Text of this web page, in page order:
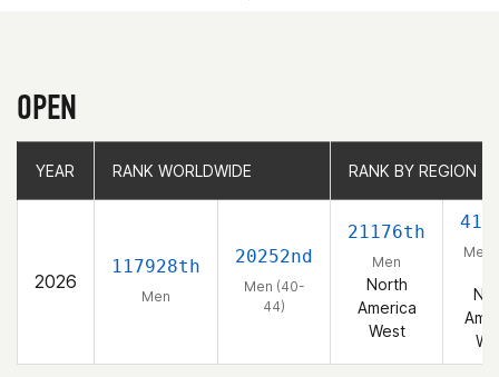
OPEN
YEAR RANK WORLDWIDE RANK BY REGION
2026
117928th
Men
20252nd
Men (40-
44)
21176th
Men
North
America
West
Men
YEAR RANK WORLDWIDE RANK BY REGION